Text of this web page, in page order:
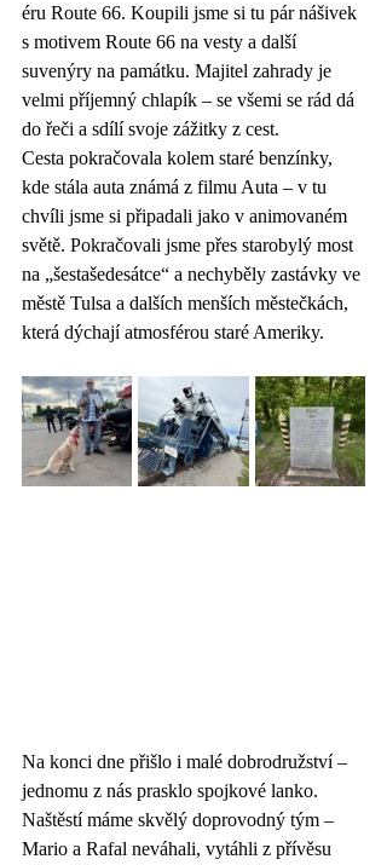
éru Route 66. Koupili jsme si tu pár nášivek
s motivem Route 66 na vesty a další
suvenýry na památku. Majitel zahrady je
velmi příjemný chlapík – se všemi se rád dá
do řeči a sdílí svoje zážitky z cest.
Cesta pokračovala kolem staré benzínky,
kde stála auta známá z filmu Auta – v tu
chvíli jsme si připadali jako v animovaném
světě. Pokračovali jsme přes starobylý most
na „šestašedesátce“ a nechyběly zastávky ve
městě Tulsa a dalších menších městečkách,
která dýchají atmosférou staré Ameriky.
Na konci dne přišlo i malé dobrodružství –
jednomu z nás prasklo spojkové lanko.
Naštěstí máme skvělý doprovodný tým –
Mario a Rafal neváhali, vytáhli z přívěsu